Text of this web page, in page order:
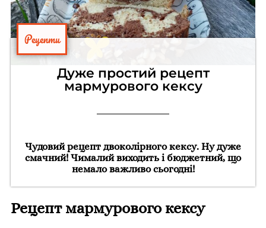
Рецепти
Дуже простий рецепт
мармурового кексу
Чудовий рецепт двоколірного кексу. Ну дуже
смачний! Чималий виходить і бюджетний, що
немало важливо сьогодні!
Рецепт мармурового кексу